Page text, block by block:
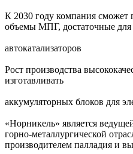
К 2030 году компания сможет
объемы МПГ, достаточные для
автокатализаторов
Рост производства
изготавливать
аккумуляторных блоков для
«Норникель» является
горно-металлургической
производителем палладия и